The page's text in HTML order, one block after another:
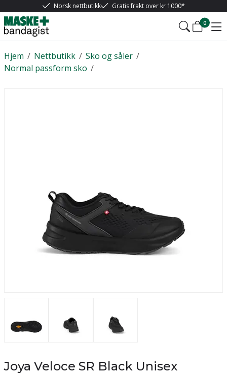
Norsk nettbutikk Gratis frakt over kr 1000*
0
/
Hjem /
Nettbutikk /
Sko og såler
/
Normal passform sko
Joya Veloce SR Black Unisex